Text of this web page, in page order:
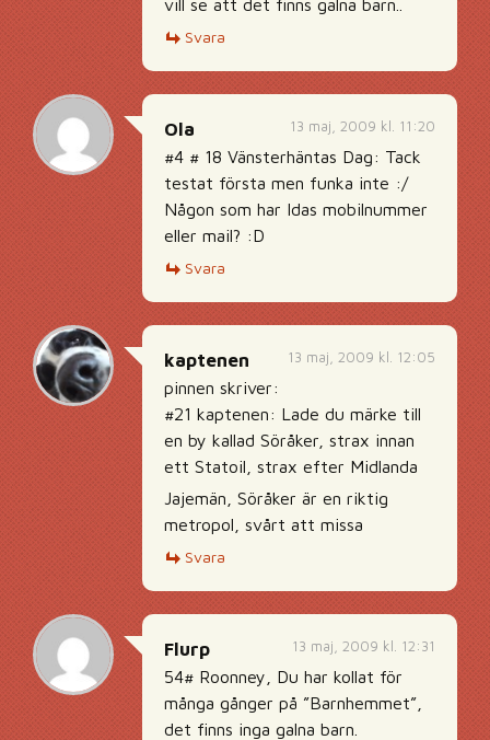
vill se att det finns galna barn..
Svara
13 maj, 2009 kl. 11:20
Ola
#4 # 18 Vänsterhäntas Dag: Tack
testat första men funka inte :/
Någon som har Idas mobilnummer
eller mail? :D
Svara
13 maj, 2009 kl. 12:05
kaptenen
pinnen skriver:
#21 kaptenen: Lade du märke till
en by kallad Söråker, strax innan
ett Statoil, strax efter Midlanda
Jajemän, Söråker är en riktig
metropol, svårt att missa
Svara
13 maj, 2009 kl. 12:31
Flurp
54# Roonney, Du har kollat för
många gånger på ”Barnhemmet”,
det finns inga galna barn.